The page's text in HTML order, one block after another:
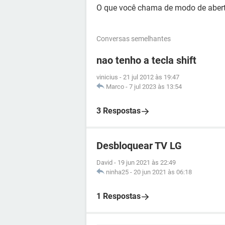
O que você chama de modo de
Conversas semelhantes
nao tenho a tecla shift
vinicius - 21 jul 2012 às 19:47
Marco - 7 jul 2023 às 13:54
3 Respostas
Desbloquear TV LG
David - 19 jun 2021 às 22:49
ninha25 - 20 jun 2021 às 06:18
1 Respostas